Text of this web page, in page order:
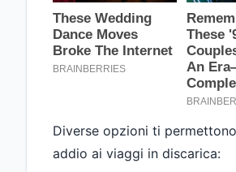
Diverse opzioni ti
addio ai viaggi in discarica: